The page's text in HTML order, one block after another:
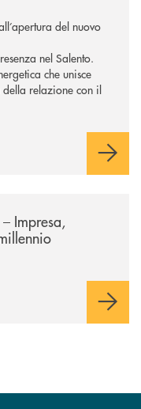
del nuovo
nel Salento.
che unisce
relazione con il
Impresa,